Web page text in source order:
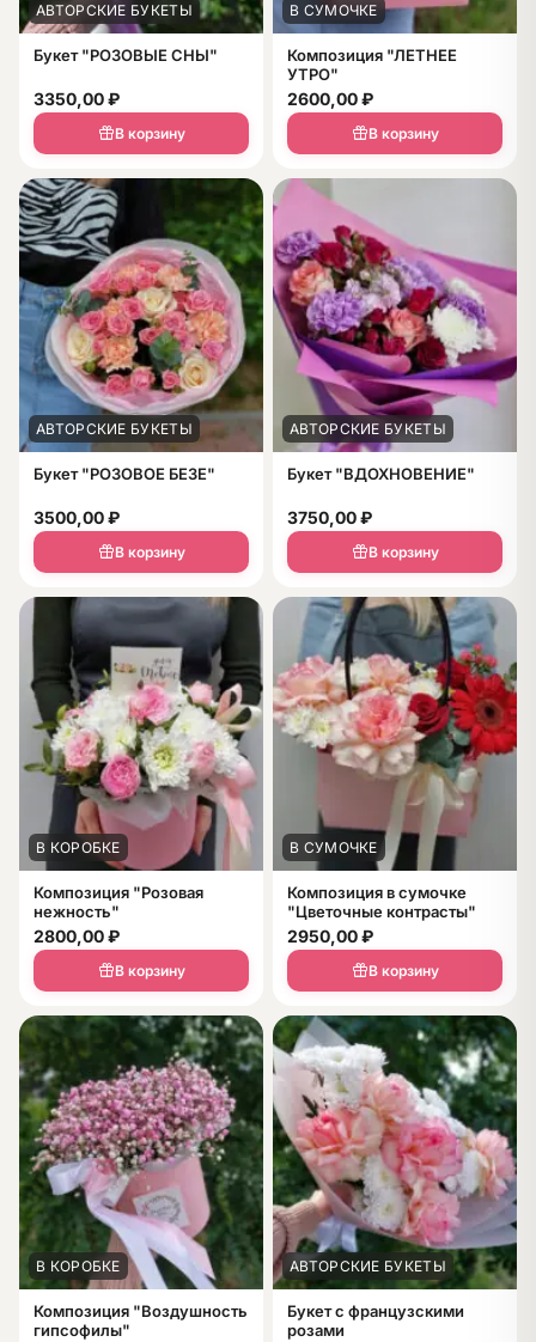
АВТОРСКИЕ БУКЕТЫ
Букет "РОЗОВЫЕ СНЫ"
3350,00₽
В корзину
В СУМОЧКЕ
Композиция "ЛЕТНЕЕ
УТРО"
2600,00₽
В корзину
АВТОРСКИЕ БУКЕТЫ
Букет "РОЗОВОЕ БЕЗЕ"
3500,00₽
В корзину
АВТОРСКИЕ БУКЕТЫ
Букет "ВДОХНОВЕНИЕ"
3750,00₽
В корзину
В КОРОБКЕ
Композиция "Розовая
нежность"
2800,00₽
В корзину
В СУМОЧКЕ
Композиция в сумочке
"Цветочные контрасты"
2950,00₽
В корзину
В КОРОБКЕ
Композиция "Воздушность
гипсофилы"
АВТОРСКИЕ БУКЕТЫ
Букет с французскими
розами